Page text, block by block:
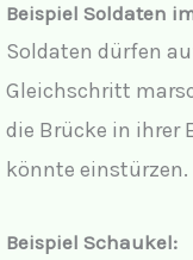
Beispiel Soldaten
Soldaten dürfen
Gleichschritt
die Brücke in ihrer
könnte einstürzen.
Beispiel Schaukel: